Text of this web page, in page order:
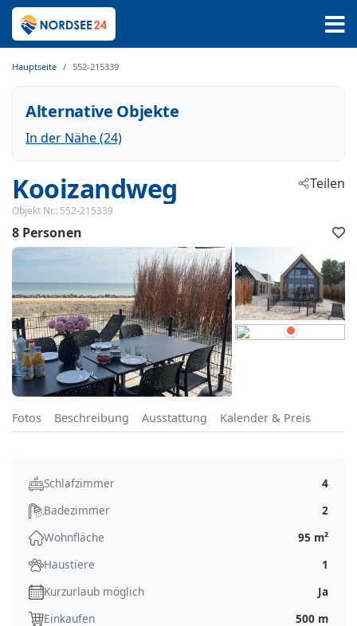
Hauptseite 552-215339
Alternative Objekte
In der Nähe (24)
Kooizandweg
- 1601LK
Objekt Nr.: 552-215339
Teilen
8 Personen
Fotos Beschreibung Ausstattung Kalender & Preis
Schlafzimmer
4
Badezimmer
2
Wohnfläche
95 m²
Haustiere
1
Kurzurlaub möglich
Ja
Einkaufen
500 m